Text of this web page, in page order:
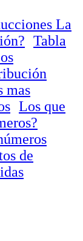
La
Tabla
mas
Los que
de